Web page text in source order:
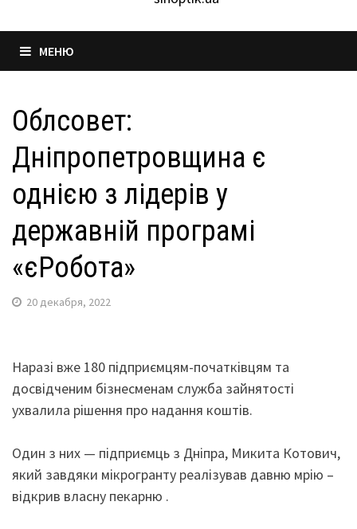
МЕНЮ
Облсовет:
Дніпропетровщина є
однією з лідерів у
державній програмі
«єРобота»
20 декабря, 2022
Наразі вже 180 підприємцям-початківцям та
досвідченим бізнесменам служба зайнятості
ухвалила рішення про надання коштів.
Один з них — підприємць з Дніпра, Микита Котович,
який завдяки мікрогранту реалізував давню мрію –
відкрив власну пекарню .